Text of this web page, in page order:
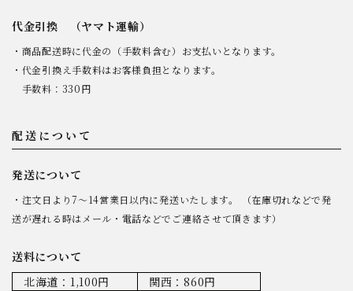
代金引換 （ヤマト運輸）
・商品配送時に代金の（手数料含む）お支払いとなります。
・代金引換え手数料はお客様負担となります。
手数料：330円
配送について
発送について
・注文日より7～14営業日以内に発送いたします。 （在庫切れなどで発
送が遅れる時はメール・電話などでご連絡させて頂きます）
送料について
北海道：1,100円
関西：860円